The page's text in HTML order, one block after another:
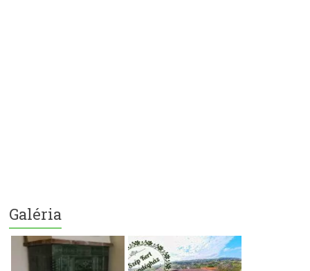
Galéria